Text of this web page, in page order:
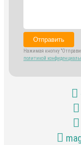
Отправить
Нажимая кнопку
политикой